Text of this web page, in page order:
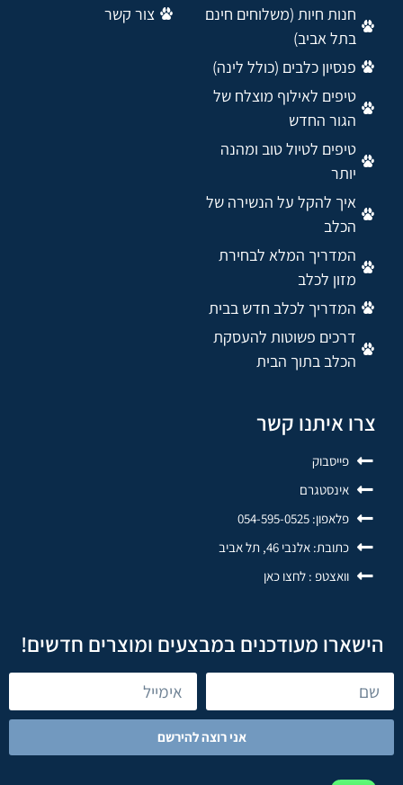
חנות חיות (משלוחים חינם
בתל אביב)
פנסיון כלבים (כולל לינה)
טיפים לאילוף מוצלח של
הגור החדש
טיפים לטיול טוב ומהנה
יותר
איך להקל על הנשירה של
הכלב
המדריך המלא לבחירת
מזון לכלב
המדריך לכלב חדש בבית
דרכים פשוטות להעסקת
הכלב בתוך הבית
צור קשר
צרו איתנו קשר
פייסבוק
אינסטגרם
פלאפון: 054-595-0525
כתובת: אלנבי 46, תל אביב
וואצטפ : לחצו כאן
הישארו מעודכנים במבצעים ומוצרים חדשים!
אני רוצה להירשם